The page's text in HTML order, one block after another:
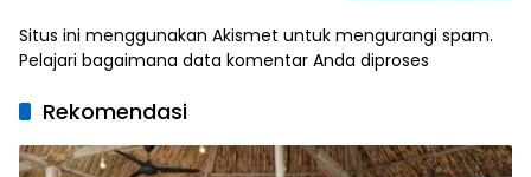
Situs ini menggunakan Akismet untuk mengurangi spam.
Pelajari bagaimana data komentar Anda diproses
Rekomendasi